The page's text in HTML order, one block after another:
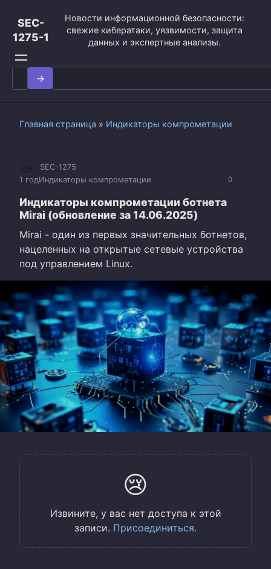
контенту
SEC-
1275-1
Новости информационной безопасности:
свежие кибератаки, уязвимости, защита
данных и экспертные анализы.
Search
for:
Главная страница » Индикаторы компрометации
0
SEC-1275
1 годИндикаторы компрометации
Индикаторы компрометации ботнета
Mirai (обновление за 14.06.2025)
Mirai - один из первых значительных ботнетов,
нацеленных на открытые сетевые устройства
под управлением Linux.
😢
Извините, у вас нет доступа к этой
записи. Присоединиться.